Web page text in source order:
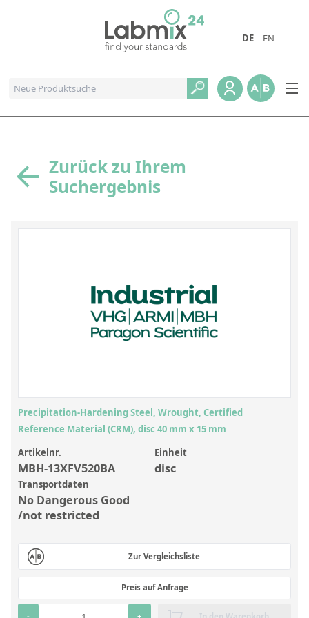
DE EN
Referenzstandards für die Industrie und Geologie
Referenzstandards für die Umweltanalytik
Organische Referenzstandards
Anorganische Referenzstandards
Laborvergleichsuntersuchungen (LVU/PT)
Custom-Made
Übersicht: Kundenspezifische Standards
Anorganische wässrige Kundenmischungen
Organische Analyten | Rückstandsanalytik
Metallstandards | Setting Up Samples (SUS)
Kundenspezifische Polymerstandards
Pharmazeutische und organische Kundensynthesen
Zurück zu Ihrem
Suchergebnis
Precipitation-Hardening Steel, Wrought, Certified
Reference Material (CRM), disc 40 mm x 15 mm
Artikelnr.
MBH-13XFV520BA
Einheit
disc
Transportdaten
No Dangerous Good
/not restricted
Zur Vergleichsliste
Preis auf Anfrage